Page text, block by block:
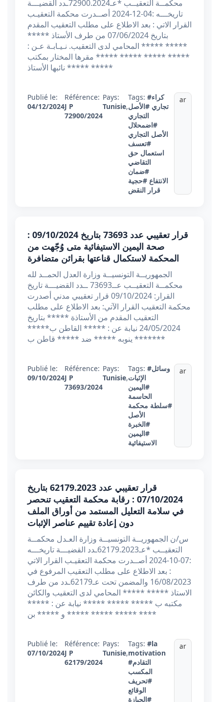
محكمــة التعقيــب *عـ72900.2024ـدد القضيـــة
تاريخـــه :04-12-2024 أصــدرت محكمة التعقيـب
القرار الاتي : بعد الاطلاع على مطلب التعقيب المقدم
بتاريخ 07/06/2024 من طرف الأستاذ *****
***** ***** المحامي لدى التعقيب. نـيـابـة عـن :
***** ***** ***** ***** مقرها المختار بمكتب
نائبها الأستاذ ***** *****
Publié le:
04/12/2024
Référence:
J P
72900/2024
Pays:
Tunisie,
Tags: #كراء
تجاري #الأصل
التجاري
#اضمحلال
الأصل التجاري
#تعسف
استعمال حق
التقاضي
#ضمان
الانتفاع #حجية
قرار النقض
ar
قرار تعقيبي عدد 73693 بتاريخ 09/10/2024 :
صحة اليمين الاستيفائية متى وُجّهت من
المحكمة لاستكمال قناعتها بقرائن متضافرة
الجمهوريــة التونسيــة وزارة العدل الحمــد لله
محكمــة التعقيــب عــ73693 ــدد القضيـــة تاريخ
القرار: 09/10/2024 قرار تعقيبي مدني أصدرت
محكمة التعقيب القرار الآتي: بعد الاطلاع على مطلب
التعقيب المقدم من الأستاذة ***** بتاريخ
24/05/2024 نيابة عن : ***** القاطن ب*****
***** ينوبه ***** ضد ***** قاطن ب**
Publié le:
09/10/2024
Référence:
J P
73693/2024
Pays:
Tunisie,
Tags: #وسائل
الإثبات
#اليمين
الحاسمة
#سلطة محكمة
الأصل
#الخبرة
#اليمين
الاستيفائية
ar
قرار تعقيبي عدد 62179.2023 بتاريخ
07/10/2024 : رقابة محكمة التعقيب تنحصر
في سلامة التعليل المستمد من أوراق الملف
دون إعادة تقييم عناصر الإثبات
س/ن الجمهوريــة التونسيــة وزارة العـدل محكمــة
التعقيــب *عـ62179.2023ـدد القضيـــة تاريخـــه
:07-10-2024 أصــدرت محكمة التعقيـب القرار الاتي
: بعد الاطلاع على مطلب التعقيب المرفوع في
16/08/2023 والمضمن تحت عـ62179ـدد من طرف
الاستاذ ***** ***** المحامي لدى التعقيب والكائن
مكتبه ب ***** ***** ***** نيابة عن : *****
***** ***** و ***** بن ***** ****
Publié le:
07/10/2024
Référence:
J P
62179/2024
Pays:
Tunisie,
Tags: #la
motivation
#التقادم
المكسب
#تحريف
الوقائع
#الحيازة
ar